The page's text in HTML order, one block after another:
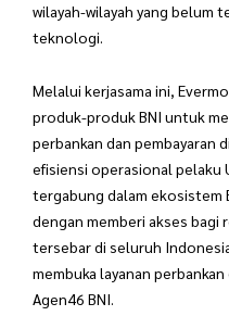
wilayah-wilayah yang belum
teknologi.
Melalui kerjasama ini,
produk-produk BNI untuk
perbankan dan pembayaran
efisiensi operasional pelaku
tergabung dalam ekosistem
dengan memberi akses bagi
tersebar di seluruh
membuka layanan
Agen46 BNI.